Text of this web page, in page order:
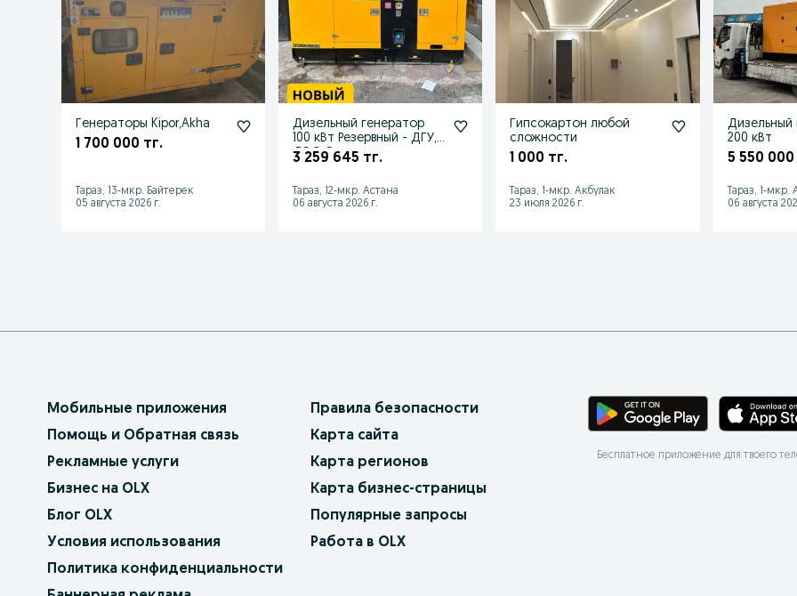
Генераторы Kipor,Akha
1 700 000 тг.
Тараз, 13-мкр. Байтерек
05 августа 2026 г.
Дизельный генератор
100 кВт Резервный - ДГУ,
ДЭС, Электростанция
3 259 645 тг.
Тараз, 12-мкр. Астана
06 августа 2026 г.
Гипсокартон любой
сложности
1 000 тг.
Тараз, 1-мкр. Акбулак
23 июля 2026 г.
Дизельный
200 кВт
5 550 000
Тараз, 1-мкр.
06 августа
Мобильные приложения
Помощь и Обратная связь
Рекламные услуги
Бизнес на OLX
Блог OLX
Условия использования
Политика конфиденциальности
Правила безопасности
Карта сайта
Карта регионов
Карта бизнес-страницы
Популярные запросы
Работа в OLX
Бесплатное приложение для твоего